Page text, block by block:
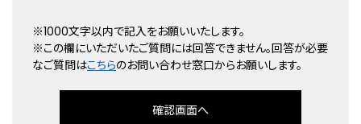
※1000文字以内で記入をお願いいたします。
※この欄にいただいたご質問には回答できません。回答が必要
なご質問はこちらのお問い合わせ窓口からお願いします。
確認画面へ